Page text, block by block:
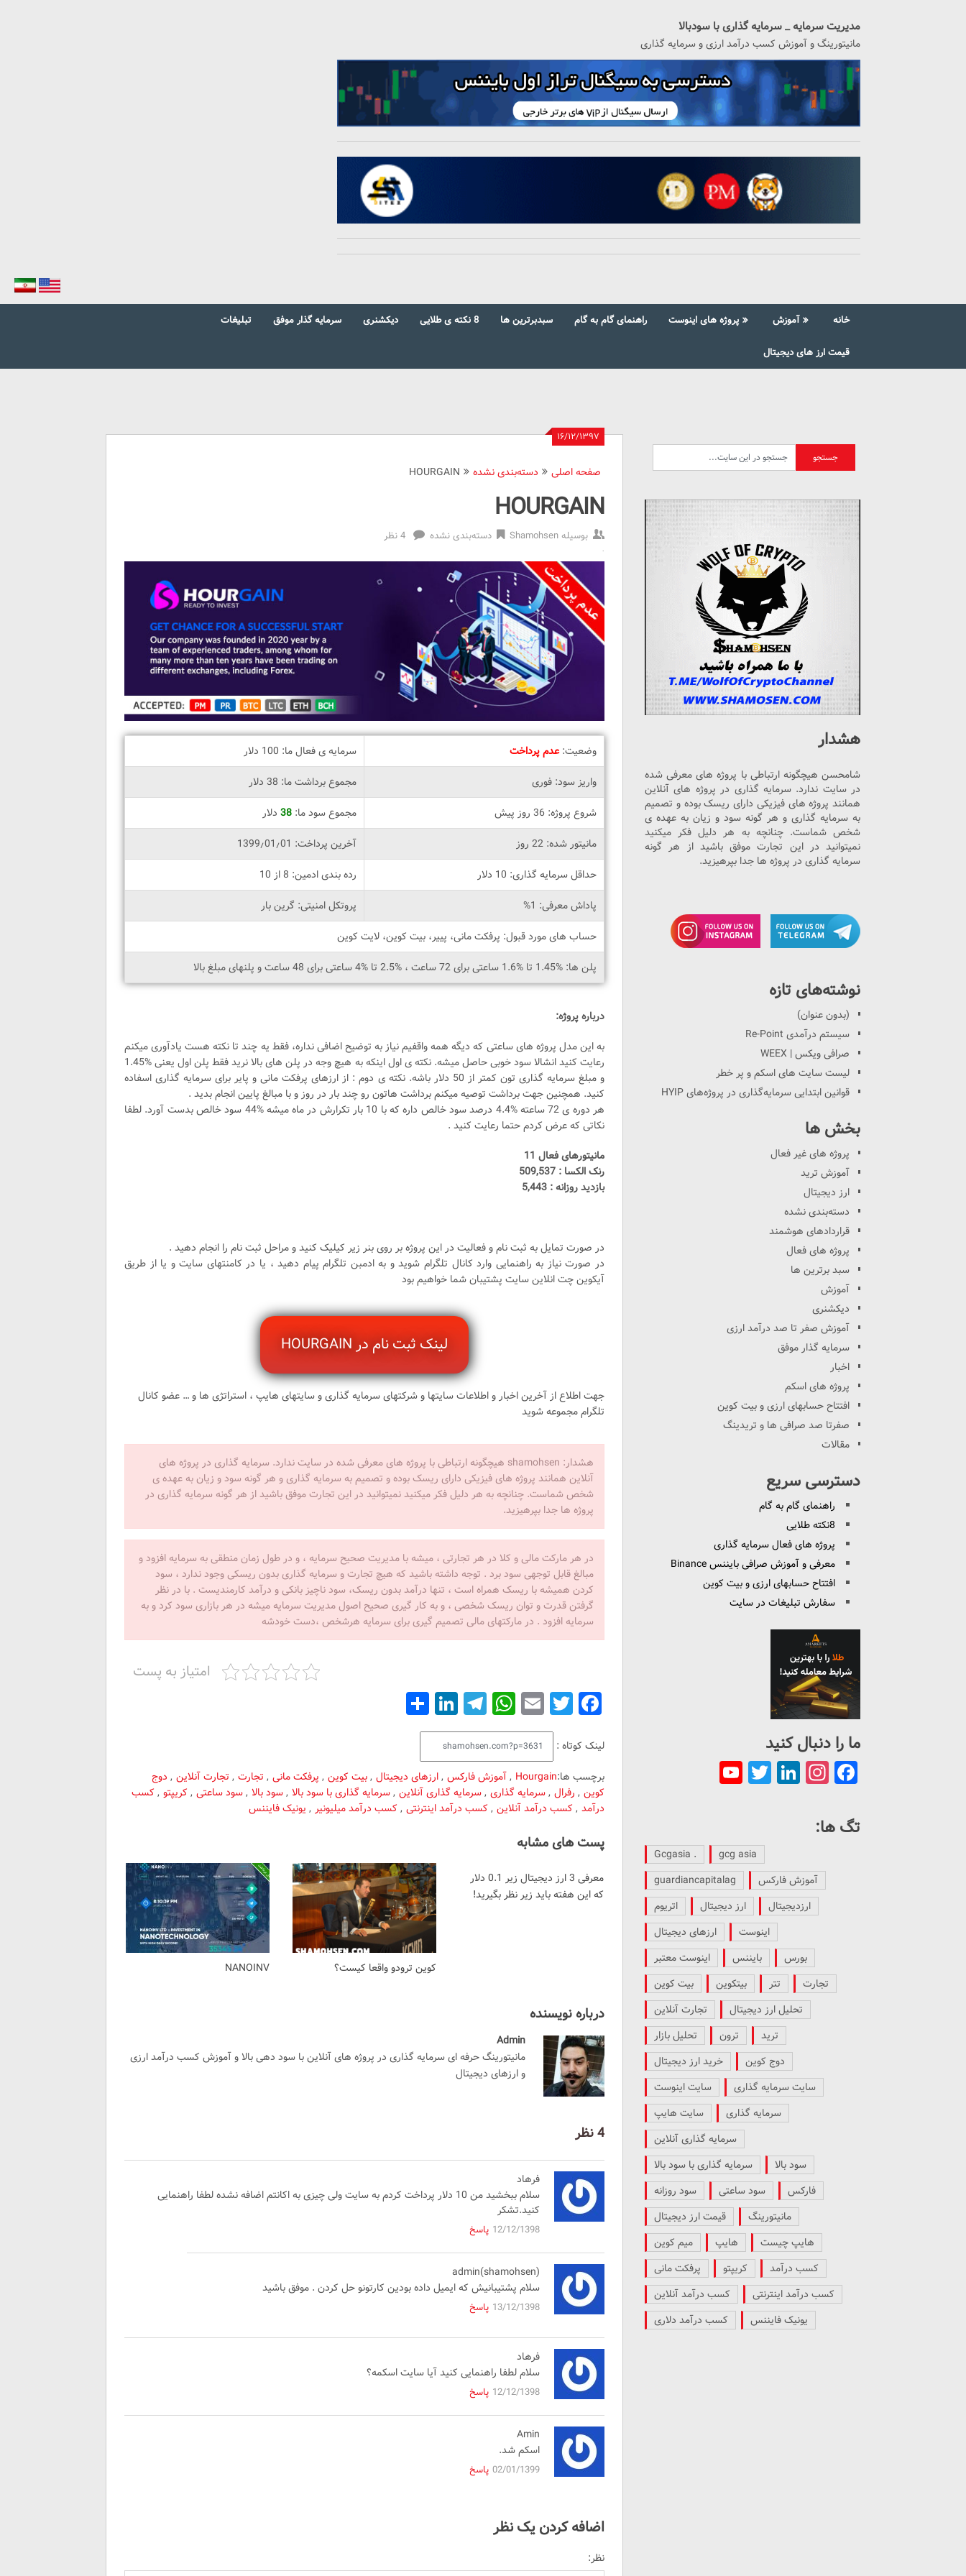
مدیریت سرمایه _ سرمایه گذاری با سودبالا
مانیتورینگ و آموزش کسب درآمد ارزی و سرمایه گذاری
خانه آموزش پروژه های اینوست راهنمای گام به گام سبدبرترین ها 8 نکته ی طلایی دیکشنری سرمایه گذار موفق تبلیغات
قیمت ارز های دیجیتال
۱۶/۱۲/۱۳۹۷
صفحه اصلی دسته‌بندی نشده HOURGAIN
HOURGAIN
بوسیلهShamohsen دسته‌بندی نشده 4 نظر
Reviewed
Shamohsen
on
Mar
7 Rating:
وضعیت:عدم پرداخت
سرمایه ی فعال ما: 100 دلار
واریز سود: فوری
مجموع برداشت ما: 38 دلار
شروع پروژه: 36 روز پیش
مجموع سود ما: 38 دلار
مانیتور شده: 22 روز
آخرین پرداخت: 1399٫01٫01
حداقل سرمایه گذاری: 10 دلار
رده بندی ادمین: 8 از 10
پاداش معرفی: 1%
پروتکل امنیتی: گرین بار
حساب های مورد قبول: پرفکت مانی، پییر، بیت کوین، لایت کوین
پلن ها: %1.45 تا %1.6 ساعتی برای 72 ساعت ، %2.5 تا %4 ساعتی برای 48 ساعت و پلنهای مبلغ بالا
درباره پروژه:
به این مدل پروژه های ساعتی که دیگه همه واقفیم نیاز به توضیح اضافی نداره، فقط یه چند تا نکته هست یادآوری میکنم
رعایت کنید انشالا سود خوبی حاصل میشه. نکته ی اول اینکه به هیچ وجه در پلن های بالا نرید فقط پلن اول یعنی %1.45
و مبلغ سرمایه گذاری تون کمتر از 50 دلار باشه. نکته ی دوم : از ارزهای پرفکت مانی و پایر برای سرمایه گذاری اسفاده
کنید. همچنین جهت برداشت توصیه میکنم برداشت هاتون رو چند بار در روز و با مبالغ پایین انجام بدید .
هر دوره ی 72 ساعته %4.4 درصد سود خالص داره که با 10 بار تکرارش در ماه میشه %44 سود خالص بدست آورد. لطفا
نکاتی که عرض کردم حتما رعایت کنید .
مانیتورهای فعال 11
رنک الکسا : 509,537
بازدید روزانه : 5,443
در صورت تمایل به ثبت نام و فعالیت در این پروژه بر روی بنر زیر کیلیک کنید و مراحل ثبت نام را انجام دهید .
در صورت نیاز به راهنمایی وارد کانال تلگرام شوید و به ادمبن تلگرام پیام دهید ، یا در کامنتهای سایت و یا از طریق
آیکوین چت انلاین سایت پشتیبان شما خواهیم بود
لینک ثبت نام در HOURGAIN
جهت اطلاع از آخرین اخبار و اطلاعات سایتها و شرکتهای سرمایه گذاری و سایتهای هایپ ، استراتژی ها و … عضو کانال
تلگرام مجموعه شوید
هشدار: shamohsen هیچگونه ارتباطی با پروژه های معرفی شده در سایت ندارد. سرمایه گذاری در پروژه های
آنلاین همانند پروژه های فیزیکی دارای ریسک بوده و تصمیم به سرمایه گذاری و هر گونه سود و زیان به عهده ی
شخص شماست. چنانچه به هر دلیل فکر میکنید نمیتوانید در این تجارت موفق باشید از هر گونه سرمایه گذاری در
پروژه ها جدا بپرهیزید.
در هر مارکت مالی و کلا در هر تجارتی ، میشه با مدیریت صحیح سرمایه ، و در طول زمان منطقی به سرمایه افزود و
مبالغ قابل توجهی سود برد . توجه داشته باشید که هیچ تجارت و سرمایه گذاری بدون ریسکی وجود ندارد ، سود
کردن همیشه با ریسک همراه است ، تنها درآمد بدون ریسک، سود ناچیز بانکی و درآمد کارمندیست . با در نظر
گرفتن قدرت و توان ریسک شخصی ، و به کار گیری صحیح اصول مدیریت سرمایه میشه در هر بازاری سود کرد و به
سرمایه افزود . در مارکتهای مالی تصمیم گیری برای سرمایه هرشخص ،دست خودشه
امتیاز به پست
Facebook
Twitter
Email
WhatsApp
Telegram
LinkedIn
لینک کوتاه :
برچسب ها:Hourgain
,آموزش فارکس ,ارزهای دیجیتال ,بیت کوین , پرفکت مانی , تجارت , تجارت آنلاین , دوج
کوین , رفرال ,سرمایه گذاری ,سرمایه گذاری آنلاین ,سرمایه گذاری با سود بالا ,سود بالا ,سود ساعتی , کریپتو , کسب
درآمد , کسب درآمد آنلاین , کسب درآمد اینترنتی , کسب درآمد میلیونیر , یونیک فایننس
پست های مشابه
NANOINV کوین ترودو واقعا کیست؟
معرفی 3 ارز دیجیتال زیر 0.1 دلار
که این هفته باید زیر نظر بگیرید!
درباره نویسنده
Admin
مانیتورینگ حرفه ای سرمایه گذاری در پروژه های آنلاین با سود دهی بالا و آموزش کسب درآمد ارزی
و ارزهای دیجیتال
4 نظر
فرهاد
سلام ببخشید من 10 دلار پرداخت کردم به سایت ولی چیزی به اکانتم اضافه نشده لطفا راهنمایی
کنید.تشکر
12/12/1398 پاسخ
admin(shamohsen)
سلام پشتیبانیش که ایمیل داده بودین کارتونو حل کردن . موفق باشید
13/12/1398 پاسخ
فرهاد
سلام لطفا راهنمایی کنید آیا سایت اسکمه؟
12/12/1398 پاسخ
Amin
اسکم شد.
02/01/1399 پاسخ
اضافه کردن یک نظر
نظر:
هشدار
شامحسن هیچگونه ارتباطی با پروژه های معرفی شده
در سایت ندارد. سرمایه گذاری در پروژه های آنلاین
همانند پروژه های فیزیکی دارای ریسک بوده و تصمیم
به سرمایه گذاری و هر گونه سود و زیان به عهده ی
شخص شماست. چنانچه به هر دلیل فکر میکنید
نمیتوانید در این تجارت موفق باشید از هر گونه
سرمایه گذاری در پروژه ها جدا بپرهیزید.
نوشته‌های تازه
(بدون عنوان)
سیستم درآمدی Re-Point
صرافی ویکس | WEEX
لیست سایت های اسکم و پر خطر
قوانین ابتدایی سرمایه‌گذاری در پروژه‌های HYIP
بخش ها
پروژه های غیر فعال
آموزش ترید
ارز دیجیتال
دسته‌بندی نشده
قراردادهای هوشمند
پروژه های فعال
سبد برترین ها
آموزش
دیکشنری
آموزش صفر تا صد درآمد ارزی
سرمایه گذار موفق
اخبار
پروژه های اسکم
افتتاح حسابهای ارزی و بیت کوین
صفرتا صد صرافی ها و تریدینگ
مقالات
دسترسی سریع
راهنمای گام به گام
8نکته طلایی
پروژه های فعال سرمایه گذاری
معرفی و آموزش صرافی بایننس Binance
افتتاح حسابهای ارزی و بیت کوین
سفارش تبلیغات در سایت
ما را دنبال کنید
Facebook
Instagram
LinkedIn
Twitter
تگ ها:
. Gcgasia
gcg asia
guardiancapitalag
آموزش فارکس
اتریوم
ارز دیجیتال
ارزدیجیتال
ارزهای دیجیتال
اینوست
اینوست معتبر
بایننس
بورس
بیت کوین
بیتکوین تتر
تجارت
تجارت آنلاین
تحلیل ارز دیجیتال
تحلیل بازار
ترون
ترید
خرید ارز دیجیتال
دوج کوین
سایت اینوست
سایت سرمایه گذاری
سایت هایپ
سرمایه گذاری
سرمایه گذاری آنلاین
سرمایه گذاری با سود بالا
سود بالا
سود روزانه
سود ساعتی
فارکس
قیمت ارز دیجیتال
مانیتورینگ
میم کوین
هایپ
هایپ چیست
پرفکت مانی
کریپتو
کسب درآمد
کسب درآمد آنلاین
کسب درآمد اینترنتی
کسب درآمد دلاری
یونیک فایننس